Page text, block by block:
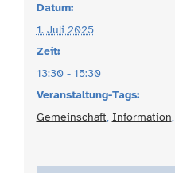
Datum:
1. Juli 2025
Zeit:
13:30 - 15:30
Veranstaltung-Tags:
Gemeinschaft, Information,